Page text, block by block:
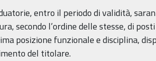
entro il periodo di validità,
secondo l’ordine delle stesse, di
posizione funzionale e disciplina,
del titolare.